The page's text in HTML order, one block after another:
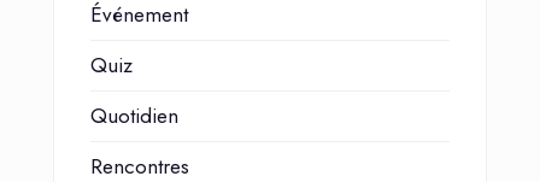
Événement
Quiz
Quotidien
Rencontres